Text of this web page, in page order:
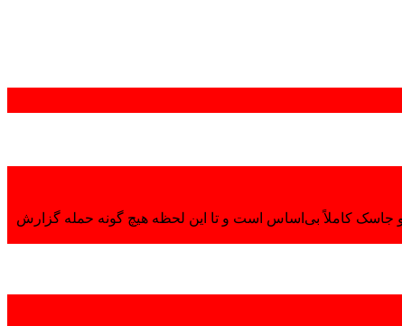
جاسک کاملاً بی‌اساس است و تا این لحظه هیچ گونه حمله گزارش